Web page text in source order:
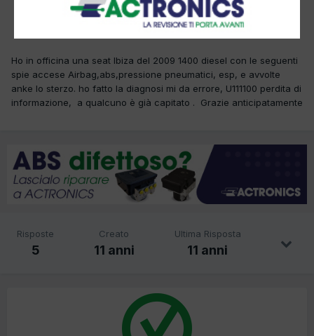
Ho in officina una seat Ibiza del 2009 1400 diesel con le seguenti
spie accese Airbag,abs,pressione pneumatici, esp, e avvolte
anke lo sterzo. ho fatto la diagnosi mi da errore, U111100 perdita di
informazione, a qualcuno è già capitato . Grazie anticipatamente
Risposte
5
Creato
11 anni
Ultima Risposta
11 anni